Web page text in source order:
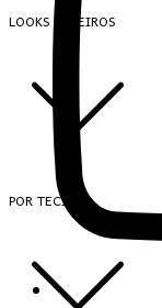
LOOKS INTEIROS
POR TECIDO